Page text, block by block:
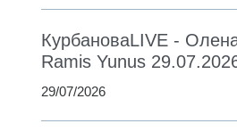
КурбановаLIVE -
Ramis Yunus
29/07/2026